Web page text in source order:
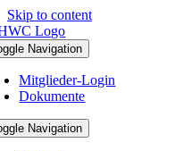
Skip to content
Navigation
Mitglieder-Login
Dokumente
Navigation